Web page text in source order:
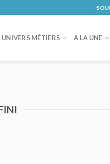
UNIVERS MÉTIERS A LA UNE